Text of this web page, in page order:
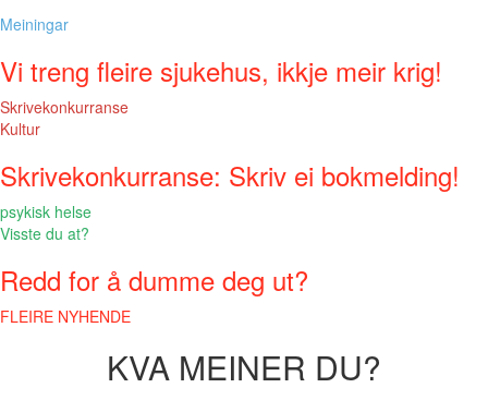
Meiningar
Vi treng fleire sjukehus, ikkje meir krig!
Skrivekonkurranse
Kultur
Skrivekonkurranse: Skriv ei bokmelding!
psykisk helse
Visste du at?
Redd for å dumme deg ut?
FLEIRE NYHENDE
KVA MEINER DU?